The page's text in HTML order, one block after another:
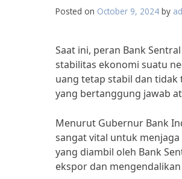
Posted on October 9, 2024 by
Saat ini, peran Bank
stabilitas ekonomi suatu
uang tetap stabil dan tidak
yang bertanggung jawab
Menurut Gubernur Bank
sangat vital untuk
yang diambil oleh Bank
ekspor dan